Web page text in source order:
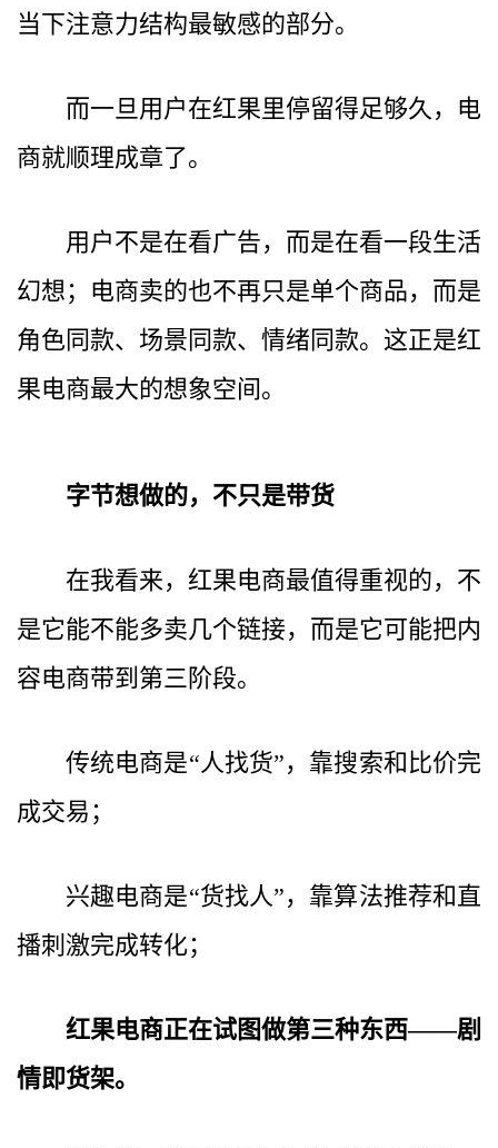
当下注意力结构最敏感的部分。
而一旦用户在红果里停留得足够久，电
商就顺理成章了。
用户不是在看广告，而是在看一段生活
幻想；电商卖的也不再只是单个商品，而是
角色同款、场景同款、情绪同款。这正是红
果电商最大的想象空间。
字节想做的，不只是带货
在我看来，红果电商最值得重视的，不
是它能不能多卖几个链接，而是它可能把内
容电商带到第三阶段。
传统电商是“人找货”，靠搜索和比价完
成交易；
兴趣电商是“货找人”，靠算法推荐和直
播刺激完成转化；
红果电商正在试图做第三种东西——剧
情即货架。